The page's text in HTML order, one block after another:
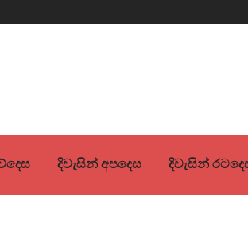
දිවැසින් අපදෙස දිවැසින්